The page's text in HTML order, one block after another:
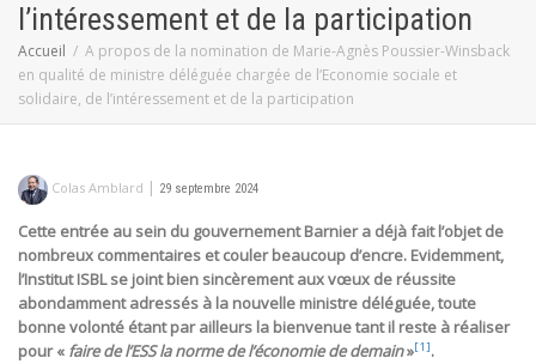
l’intéressement et de la participation
Accueil
A propos de la nomination de Marie-Agnès Poussier-Winsback
en qualité de ministre déléguée chargée de l’Economie sociale et
solidaire, de l’intéressement et de la participation
Colas Amblard | 29 septembre 2024
Cette entrée au sein du gouvernement Barnier a déjà fait l’objet de
nombreux commentaires et couler beaucoup d’encre. Evidemment,
l’Institut ISBL se joint bien sincèrement aux vœux de réussite
abondamment adressés à la nouvelle ministre déléguée, toute
bonne volonté étant par ailleurs la bienvenue tant il reste à réaliser
pour « faire de l’ESS la norme de l’économie de demain»[1].